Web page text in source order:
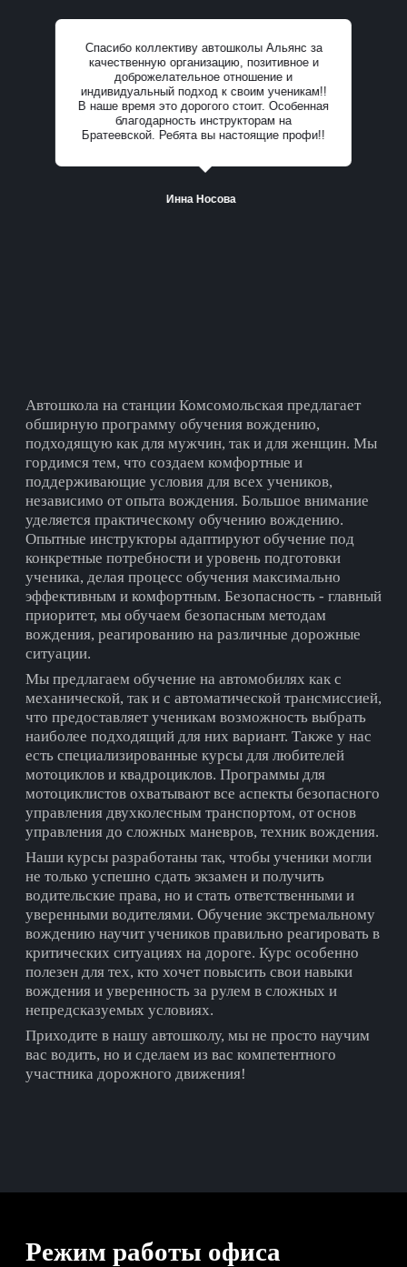
Все отзывы
Спасибо коллективу автошколы Альянс за
качественную организацию, позитивное и
доброжелательное отношение и
индивидуальный подход к своим ученикам!!
В наше время это дорогого стоит. Особенная
благодарность инструкторам на
Братеевской. Ребята вы настоящие профи!!
Инна Носова
Автошкола на cтанции Комсомольская предлагает
обширную программу обучения вождению,
подходящую как для мужчин, так и для женщин. Мы
гордимся тем, что создаем комфортные и
поддерживающие условия для всех учеников,
независимо от опыта вождения. Большое внимание
уделяется практическому обучению вождению.
Опытные инструкторы адаптируют обучение под
конкретные потребности и уровень подготовки
ученика, делая процесс обучения максимально
эффективным и комфортным. Безопасность - главный
приоритет, мы обучаем безопасным методам
вождения, реагированию на различные дорожные
ситуации.
Мы предлагаем обучение на автомобилях как с
механической, так и с автоматической трансмиссией,
что предоставляет ученикам возможность выбрать
наиболее подходящий для них вариант. Также у нас
есть специализированные курсы для любителей
мотоциклов и квадроциклов. Программы для
мотоциклистов охватывают все аспекты безопасного
управления двухколесным транспортом, от основ
управления до сложных маневров, техник вождения.
Наши курсы разработаны так, чтобы ученики могли
не только успешно сдать экзамен и получить
водительские права, но и стать ответственными и
уверенными водителями. Обучение экстремальному
вождению научит учеников правильно реагировать в
критических ситуациях на дороге. Курс особенно
полезен для тех, кто хочет повысить свои навыки
вождения и уверенность за рулем в сложных и
непредсказуемых условиях.
Приходите в нашу автошколу, мы не просто научим
вас водить, но и сделаем из вас компетентного
участника дорожного движения!
Режим работы офиса